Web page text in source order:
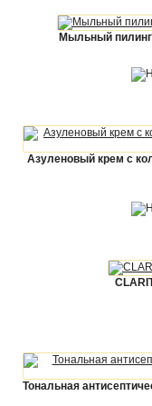
Мыльный пилинг
Азуленовый крем с
Тональная